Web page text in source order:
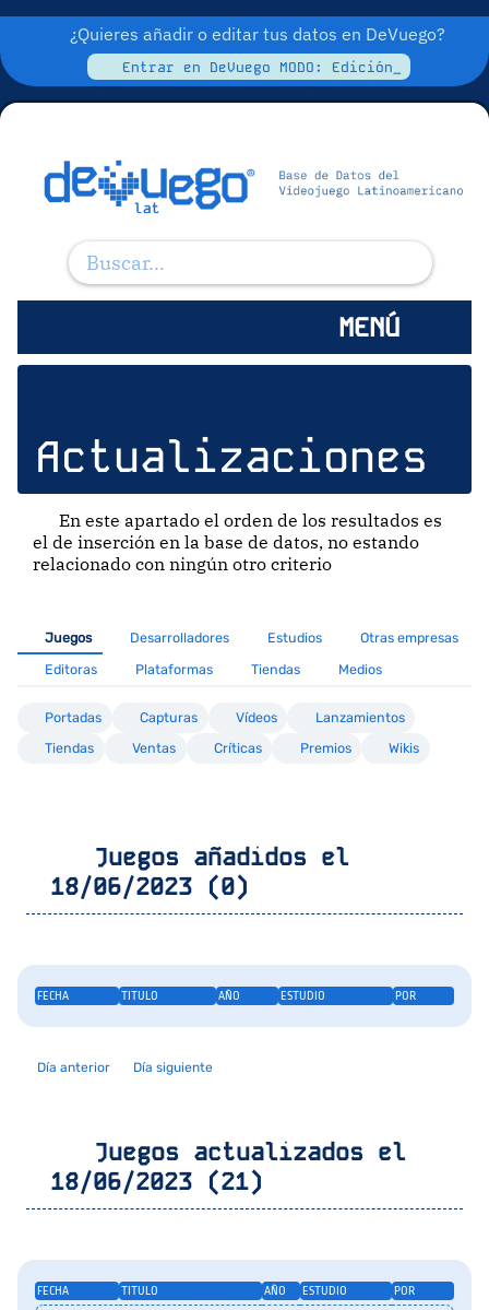
¿Quieres añadir o editar tus datos en DeVuego?
Entrar en DeVuego MODO: Edición_
MENÚ
Actualizaciones
En este apartado el orden de los resultados es
el de inserción en la base de datos, no estando
relacionado con ningún otro criterio
Juegos Desarrolladores Estudios
Otras empresas
Editoras
Plataformas Tiendas Medios
Portadas Capturas Vídeos
Lanzamientos
Tiendas
Ventas Críticas Premios Wikis
Juegos añadidos el
18/06/2023 (0)
FECHA TITULO AÑO ESTUDIO POR
Día anterior Día siguiente
Juegos actualizados el
18/06/2023 (21)
FECHA TITULO AÑO ESTUDIO POR